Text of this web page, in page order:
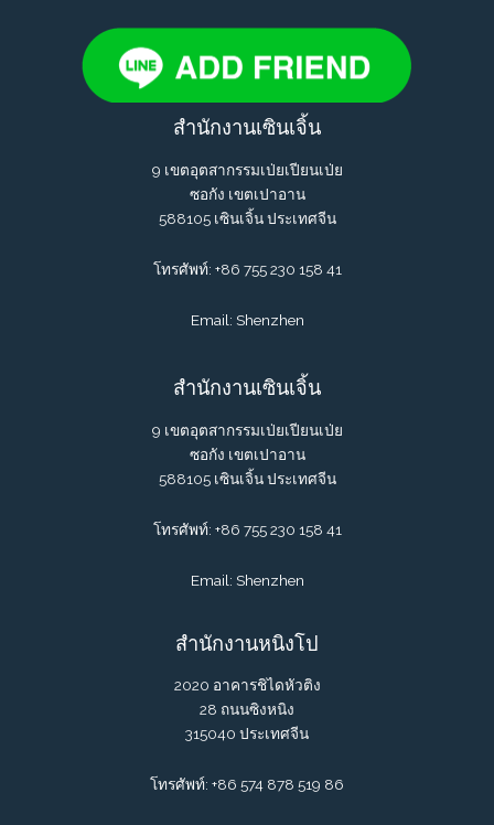
สำนักงานเซินเจิ้น
9 เขตอุตสากรรมเป่ยเปียนเป่ย
ซอกัง เขตเปาอาน
588105 เซินเจิ้น ประเทศจีน
โทรศัพท์: +86 755 230 158 41
Email: Shenzhen
สำนักงานเซินเจิ้น
9 เขตอุตสากรรมเป่ยเปียนเป่ย
ซอกัง เขตเปาอาน
588105 เซินเจิ้น ประเทศจีน
โทรศัพท์: +86 755 230 158 41
Email: Shenzhen
สำนักงานหนิงโป
2020 อาคารชิไดหัวติง
28 ถนนซิงหนิง
315040 ประเทศจีน
โทรศัพท์: +86 574 878 519 86